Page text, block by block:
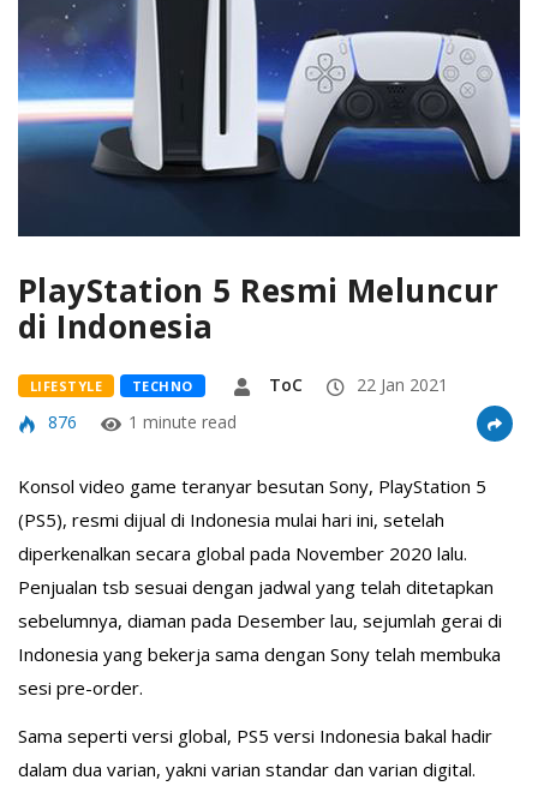
PlayStation 5 Resmi Meluncur
di Indonesia
LIFESTYLE TECHNO ToC
22 Jan 2021
876
1 minute read
Konsol video game teranyar besutan Sony, PlayStation 5
(PS5), resmi dijual di Indonesia mulai hari ini, setelah
diperkenalkan secara global pada November 2020 lalu.
Penjualan tsb sesuai dengan jadwal yang telah ditetapkan
sebelumnya, diaman pada Desember lau, sejumlah gerai di
Indonesia yang bekerja sama dengan Sony telah membuka
sesi pre-order.
Sama seperti versi global, PS5 versi Indonesia bakal hadir
dalam dua varian, yakni varian standar dan varian digital.